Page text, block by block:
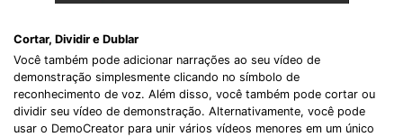
Cortar, Dividir e Dublar
Você também pode adicionar narrações ao seu vídeo de
demonstração simplesmente clicando no símbolo de
reconhecimento de voz. Além disso, você também pode cortar ou
dividir seu vídeo de demonstração. Alternativamente, você pode
usar o DemoCreator para unir vários vídeos menores em um único